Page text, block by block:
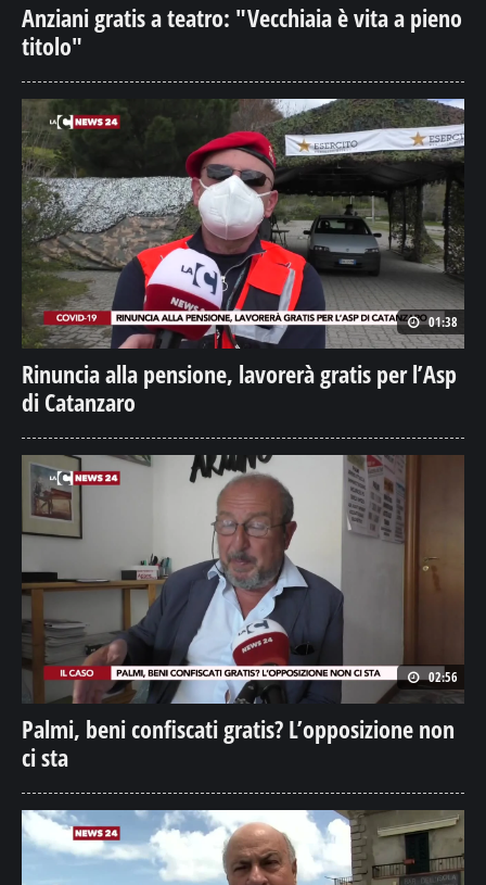
Anziani gratis a teatro: "Vecchiaia è vita a pieno
titolo"
01:38
Rinuncia alla pensione, lavorerà gratis per l’Asp
di Catanzaro
02:56
Palmi, beni confiscati gratis? L’opposizione non
ci sta